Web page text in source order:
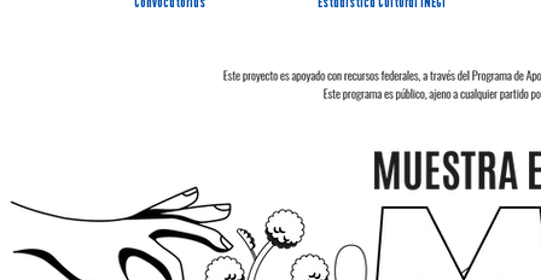
Convocatorias Estadística Cultural INEGI